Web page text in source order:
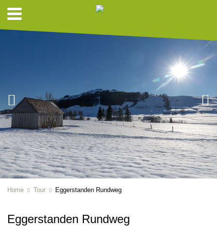
Home Tour Eggerstanden Rundweg
Eggerstanden Rundweg